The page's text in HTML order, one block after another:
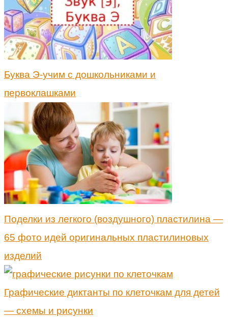
Буква Э-учим с дошкольниками и
первоклашками
Поделки из легкого (воздушного) пластилина —
65 фото идей оригинальных пластилиновых
изделий
Графические диктанты по клеточкам для детей
— схемы и рисунки